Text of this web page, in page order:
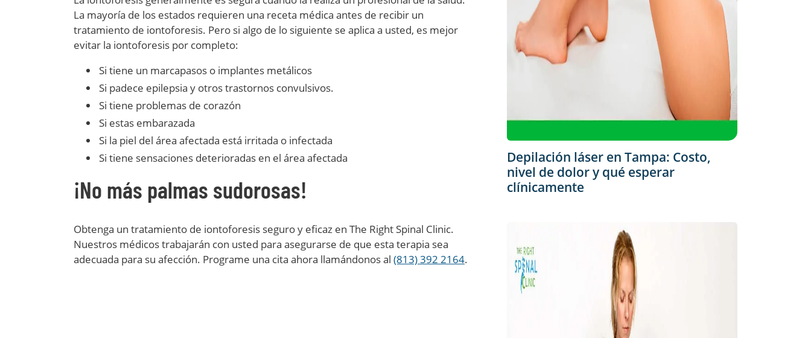
La mayoría de los estados requieren una receta médica antes de recibir un
tratamiento de iontoforesis. Pero si algo de lo siguiente se aplica a usted, es mejor
evitar la iontoforesis por completo:
Si tiene un marcapasos o implantes metálicos
Si padece epilepsia y otros trastornos convulsivos.
Si tiene problemas de corazón
Si estas embarazada
Si la piel del área afectada está irritada o infectada
Si tiene sensaciones deterioradas en el área afectada
¡No más palmas sudorosas!
Obtenga un tratamiento de iontoforesis seguro y eficaz en The Right Spinal Clinic.
Nuestros médicos trabajarán con usted para asegurarse de que esta terapia sea
adecuada para su afección. Programe una cita ahora llamándonos al (813) 392 2164.
Depilación láser en Tampa: Costo,
nivel de dolor y qué esperar
clínicamente